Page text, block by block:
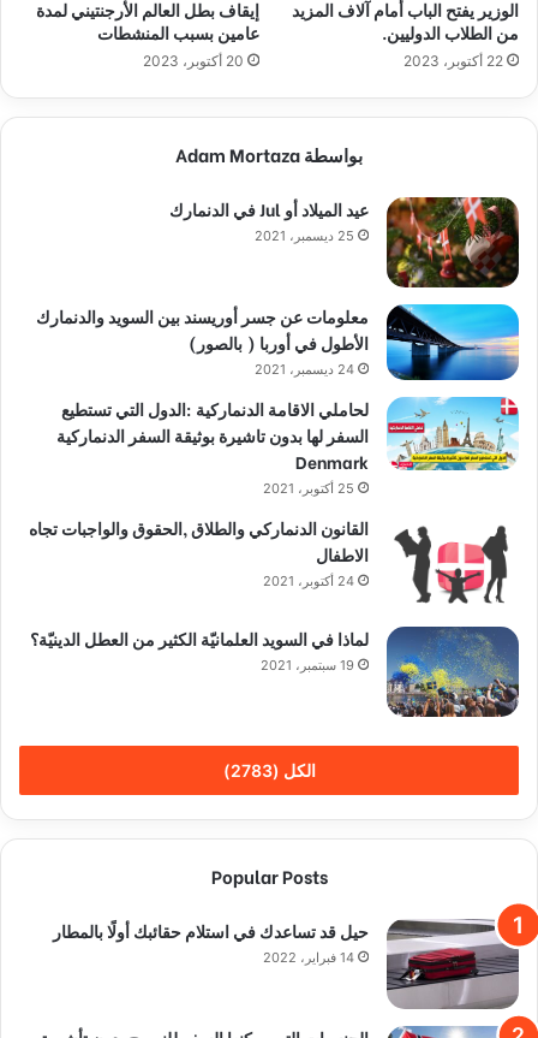
الوزير يفتح الباب أمام آلاف المزيد
من الطلاب الدوليين.
22 أكتوبر، 2023
إيقاف بطل العالم الأرجنتيني لمدة
عامين بسبب المنشطات
20 أكتوبر، 2023
بواسطة Adam Mortaza
عيد الميلاد أو Jul في الدنمارك
25 ديسمبر، 2021
معلومات عن جسر أوريسند بين السويد والدنمارك
الأطول في أوربا ( بالصور)
24 ديسمبر، 2021
لحاملي الاقامة الدنماركية :الدول التي تستطيع
السفر لها بدون تاشيرة بوثيقة السفر الدنماركية
Denmark
25 أكتوبر، 2021
القانون الدنماركي والطلاق ,الحقوق والواجبات تجاه
الاطفال
24 أكتوبر، 2021
لماذا في السويد العلمانيّة الكثير من العطل الدينيّة؟
19 سبتمبر، 2021
الكل (2783)
Popular Posts
حيل قد تساعدك في استلام حقائبك أولًا بالمطار
14 فبراير، 2022